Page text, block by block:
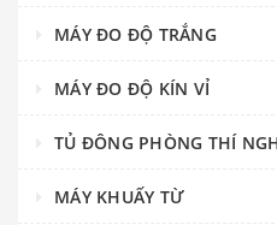
MÁY ĐO ĐỘ TRẮNG
MÁY ĐO ĐỘ KÍN VỈ
TỦ ĐÔNG PHÒNG THÍ
MÁY KHUẤY TỪ